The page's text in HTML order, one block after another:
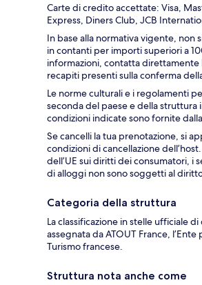
Carte di credito accettate: Visa,
Express, Diners Club, JCB
In base alla normativa vigente, non
in contanti per importi superiori a
informazioni, contatta direttamente
recapiti presenti sulla conferma
Le norme culturali e i regolamenti
seconda del paese e della struttura
condizioni indicate sono fornite
Se cancelli la tua prenotazione, si
condizioni di cancellazione
dell’UE sui diritti dei consumatori, i
di alloggi non sono soggetti al
Categoria della struttura
La classificazione in stelle ufficiale
assegnata da ATOUT France,
Turismo francese.
Struttura nota anche come